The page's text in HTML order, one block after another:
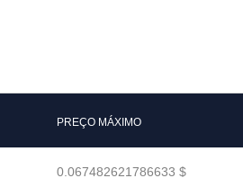
PREÇO MÁXIMO
0.067482621786633 $